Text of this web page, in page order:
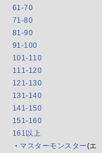
61-70
71-80
81-90
91-100
101-110
111-120
121-130
131-140
141-150
151-160
161以上
・ マスターモンスター(エ